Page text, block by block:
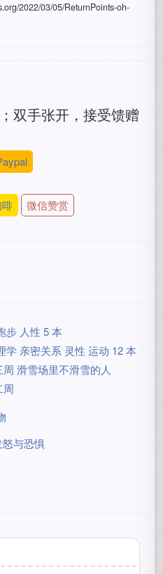
2022/03/05/ReturnPoints-oh-
双手张开，接受馈赠
微信赞赏
步 人性 5 本
学 亲密关系 灵性 运动 12 本
滑雪场里不滑雪的人
周
怒与恐惧